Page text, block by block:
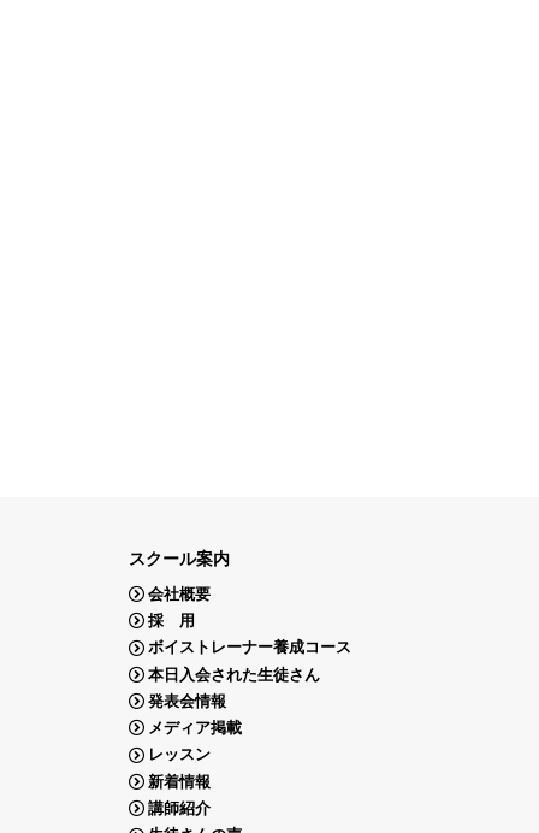
スクール案内
会社概要
採 用
ボイストレーナー養成コース
本日入会された生徒さん
発表会情報
メディア掲載
レッスン
新着情報
講師紹介